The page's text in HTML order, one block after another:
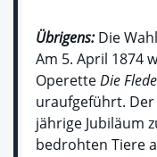
Übrigens:Die
Am 5. April 1874
OperetteDie
uraufgeführt.
jährige Jubiläum
bedrohten Tiere